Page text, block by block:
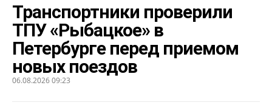
Транспортники проверили
ТПУ «Рыбацкое» в
Петербурге перед приемом
новых поездов
06.08.2026 09:23